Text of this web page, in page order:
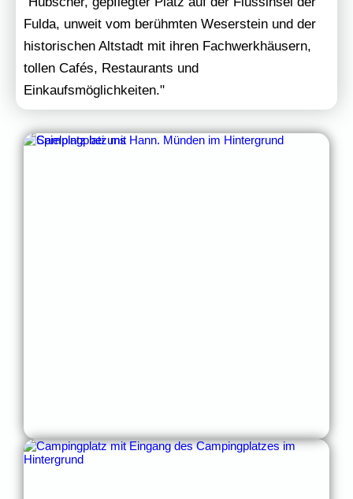
Fulda, unweit vom berühmten Weserstein und der
historischen Altstadt mit ihren Fachwerkhäusern,
tollen Cafés, Restaurants und
Einkaufsmöglichkeiten."